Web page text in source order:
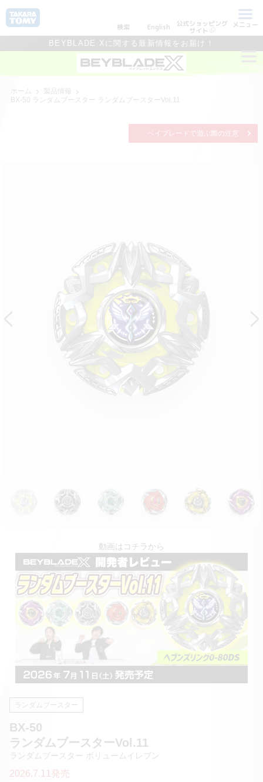
検索 English 公式ショッピング
サイト
メニュー
BEYBLADE Xに関する最新情報をお届け！
ホーム
製品情報
BX-50 ランダムブースター ランダムブースターVol.11
ベイブレードで遊ぶ際の注意
動画はコチラから
ランダムブースター
BX-50
ランダムブースターVol.11
ランダムブースター ボリュームイレブン
2026.7.11発売